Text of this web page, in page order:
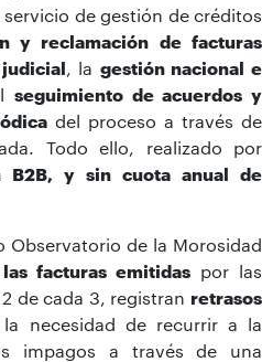
de gestión de créditos
y reclamación de facturas
, la gestión nacional e
seguimiento de acuerdos y
del proceso a través de
Todo ello, realizado por
B2B, y sin cuota anual de
de la Morosidad
facturas emitidaspor las
de cada 3, registran retrasos
la necesidad de recurrir a la
impagos a través de una